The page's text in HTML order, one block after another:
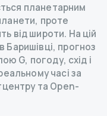
планетарним
проте
від широти. На цій
Баришівці, прогноз
G, погоду, схід і
часі за
та Open-